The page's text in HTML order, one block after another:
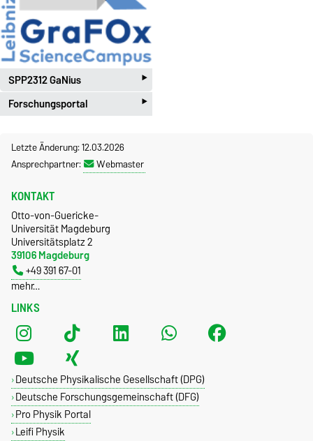
Forschungsportal ‣
SPP2312 GaNius ‣
Letzte Änderung: 12.03.2026
Ansprechpartner:
Webmaster
LINKS
Deutsche Physikalische Gesellschaft (DPG)
Deutsche Forschungsgemeinschaft (DFG)
Pro Physik Portal
Leifi Physik
KONTAKT
Otto-von-Guericke-
Universität Magdeburg
Universitätsplatz 2
39106 Magdeburg
+49 391 67-01
mehr…